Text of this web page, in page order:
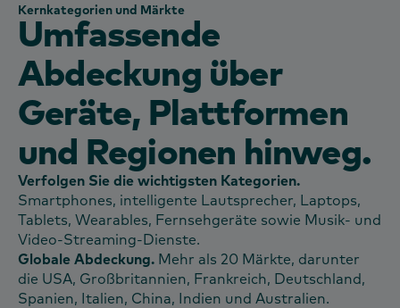
Kernkategorien und Märkte
Umfassende
Abdeckung über
Geräte, Plattformen
und Regionen hinweg.
Verfolgen Sie die wichtigsten Kategorien.
Smartphones, intelligente Lautsprecher, Laptops,
Tablets, Wearables, Fernsehgeräte sowie Musik- und
Video-Streaming-Dienste.
Globale Abdeckung. Mehr als 20 Märkte, darunter
die USA, Großbritannien, Frankreich, Deutschland,
Spanien, Italien, China, Indien und Australien.